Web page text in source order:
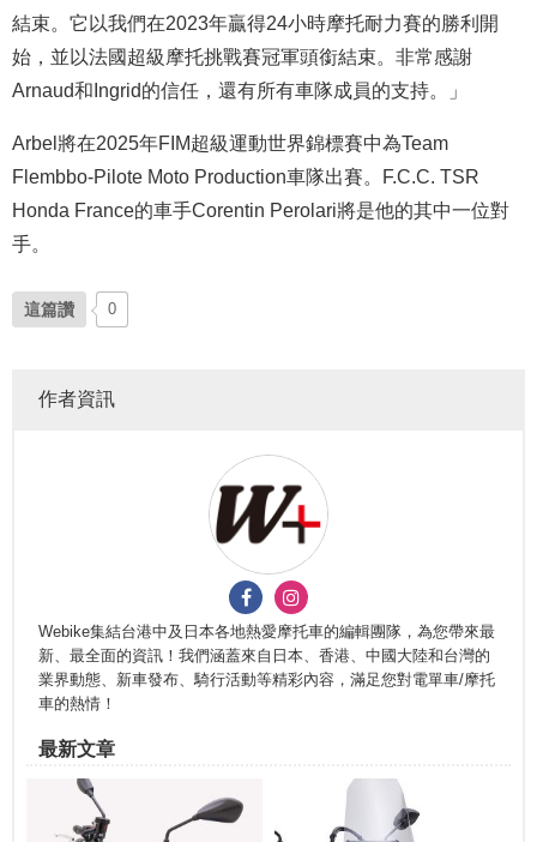
結束。它以我們在2023年贏得24小時摩托耐力賽的勝利開
始，並以法國超級摩托挑戰賽冠軍頭銜結束。非常感謝
Arnaud和Ingrid的信任，還有所有車隊成員的支持。」
Arbel將在2025年FIM超級運動世界錦標賽中為Team
Flembbo-Pilote Moto Production車隊出賽。F.C.C. TSR
Honda France的車手Corentin Perolari將是他的其中一位對
手。
這篇讚 0
作者資訊
Webike集結台港中及日本各地熱愛摩托車的編輯團隊，為您帶來最
新、最全面的資訊！我們涵蓋來自日本、香港、中國大陸和台灣的
業界動態、新車發布、騎行活動等精彩內容，滿足您對電單車/摩托
車的熱情！
最新文章